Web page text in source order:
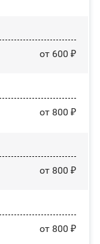
от 600 ₽
от 800 ₽
от 800 ₽
от 800 ₽